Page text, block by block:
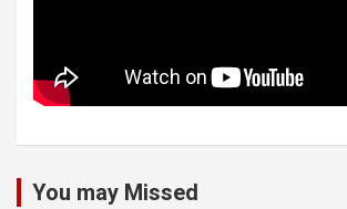
You may Missed